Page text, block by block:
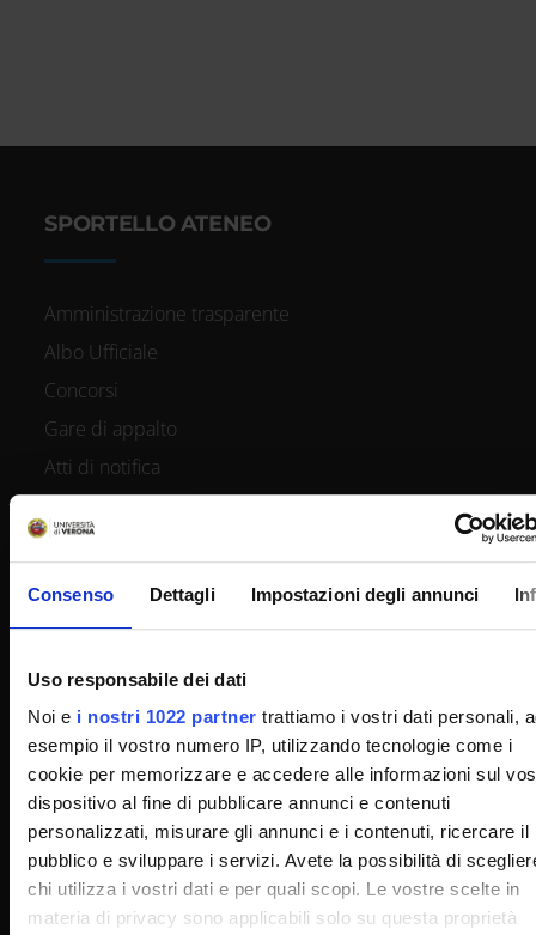
Consenso Dettagli Impostazioni degli annunci
Uso responsabile dei dati
Noi e i nostri 1022 partner trattiamo i vostri dati personali,
esempio il vostro numero IP, utilizzando tecnologie come i
cookie per memorizzare e accedere alle informazioni sul
dispositivo al fine di pubblicare annunci e contenuti
personalizzati, misurare gli annunci e i contenuti, ricercare il
pubblico e sviluppare i servizi. Avete la possibilità di
chi utilizza i vostri dati e per quali scopi. Le vostre scelte in
materia di privacy sono applicabili solo su questa proprietà
SPORTELLO ATENEO
Amministrazione trasparente
Albo Ufficiale
Concorsi
Gare di appalto
Atti di notifica
Note legali
Privacy
Il 5x1000 all'Università di Verona
Firma Elettronica Avanzata
SPID
Accessibilità
CONTATTI